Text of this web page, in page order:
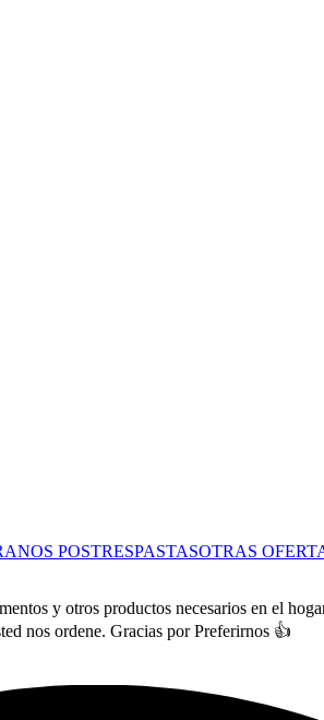
POSTRESPASTASOTRAS
y otros productos necesarios en el
nos ordene. Gracias por Preferirnos 👍